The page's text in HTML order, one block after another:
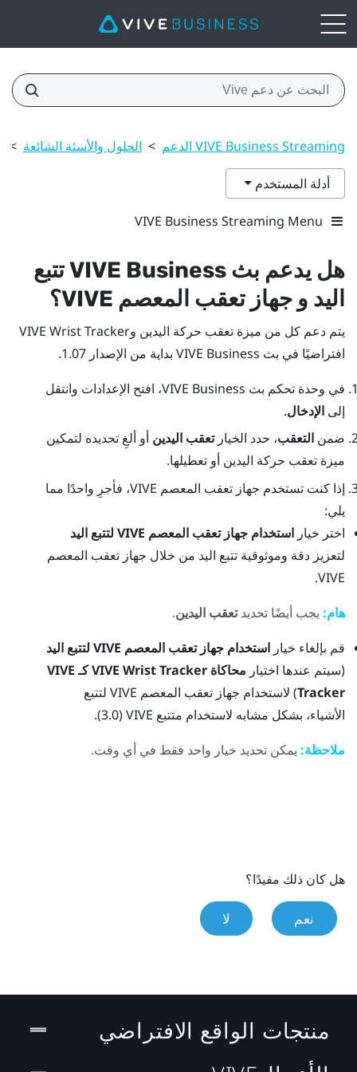
VIVE Business Streaming الدعم > الحلول والأسئة الشائعة >
أدلة المستخدم
VIVE Business Streaming Menu
هل يدعم بث VIVE Business
تتبع
اليد و جهاز تعقب المعصم VIVE ؟
يتم دعم كل من ميزة تعقب حركة اليدين وVIVE Wrist Tracker
افتراضيًا في بث VIVE Business
بداية من الإصدار 1.07.
في وحدة تحكم بث VIVE Business
، افتح الإعدادات وانتقل
إلى الإدخال.
ضمن التعقب، حدد الخيارتعقب اليدين أو ألغِ تحديده لتمكين
ميزة تعقب حركة اليدين أو تعطيلها.
إذا كنت تستخدم جهاز تعقب المعصم VIVE
، فأجرِ واحدًا مما
يلي:
اختر خيار استخدام جهاز تعقب المعصم VIVE
لتتبع اليد
لتعزيز دقة وموثوقية تتبع اليد من خلال جهاز تعقب المعصم
VIVE
.
هام: يجب أيضًا تحديدتعقب اليدين.
قم بإلغاء خيار استخدام جهاز تعقب المعصم VIVE
لتتبع اليد
(سيتم عندها اختيار
محاكاة VIVE Wrist Tracker كـ VIVE
Tracker) لاستخدام جهاز تعقب المعصم VIVE
لتتبع
الأشياء، بشكل مشابه لاستخدام متتبع VIVE ‏(3.0)
.
ملاحظة: يمكن تحديد خيار واحد فقط في أي وقت.
هل كان ذلك مفيدًا؟
نعم لا
منتجات الواقع الافتراضي